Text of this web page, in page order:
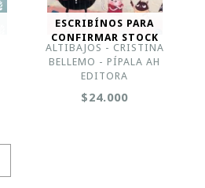
ESCRIBÍNOS PARA
CONFIRMAR STOCK
ALTIBAJOS - CRISTINA
BELLEMO - PÍPALA AH
EDITORA
$24.000